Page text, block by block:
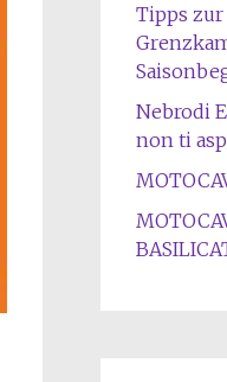
Tipps
Nebrodi
non ti